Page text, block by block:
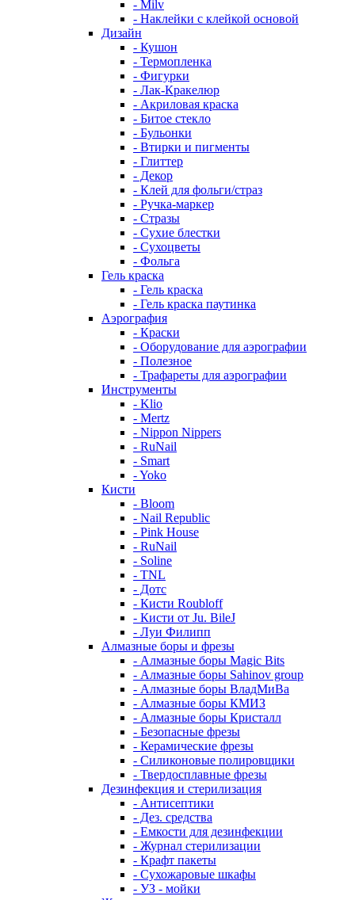
- Milv
- Наклейки с клейкой основой
Дизайн
- Кушон
- Термопленка
- Фигурки
- Лак-Кракелюр
- Акриловая краска
- Битое стекло
- Бульонки
- Втирки и пигменты
- Глиттер
- Декор
- Клей для фольги/страз
- Ручка-маркер
- Стразы
- Сухие блестки
- Сухоцветы
- Фольга
Гель краска
- Гель краска
- Гель краска паутинка
Аэрография
- Краски
- Оборудование для аэрографии
- Полезное
- Трафареты для аэрографии
Инструменты
- Klio
- Mertz
- Nippon Nippers
- RuNail
- Smart
- Yoko
Кисти
- Bloom
- Nail Republic
- Pink House
- RuNail
- Soline
- TNL
- Дотс
- Кисти Roubloff
- Кисти от Ju. BileJ
- Луи Филипп
Алмазные боры и фрезы
- Алмазные боры Magic Bits
- Алмазные боры Sahinov group
- Алмазные боры ВладМиВа
- Алмазные боры КМИЗ
- Алмазные боры Кристалл
- Безопасные фрезы
- Керамические фрезы
- Силиконовые полировщики
- Твердосплавные фрезы
Дезинфекция и стерилизация
- Антисептики
- Дез. средства
- Емкости для дезинфекции
- Журнал стерилизации
- Крафт пакеты
- Сухожаровые шкафы
- УЗ - мойки